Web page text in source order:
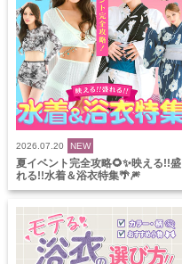
2026.07.20 NEW
夏イベント完全攻略🌻✨映える!!盛
れる!!水着＆浴衣特集🌴🎆